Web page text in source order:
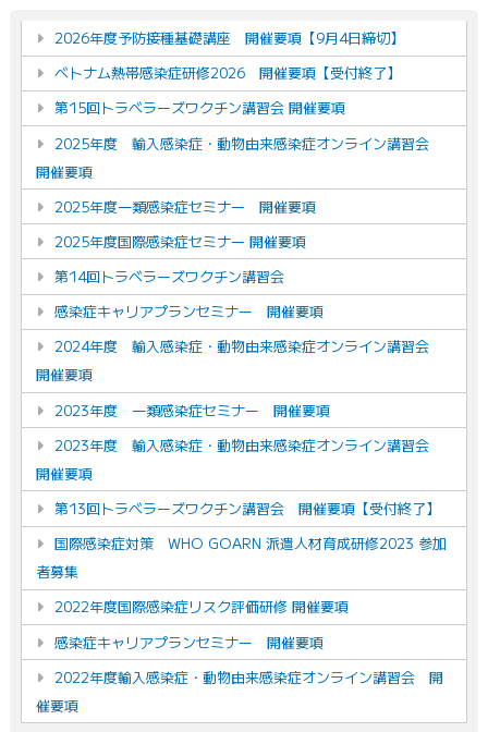
2026年度予防接種基礎講座 開催要項【9月4日締切】
ベトナム熱帯感染症研修2026 開催要項【受付終了】
第15回トラベラーズワクチン講習会 開催要項
2025年度 輸入感染症・動物由来感染症オンライン講習会
開催要項
2025年度一類感染症セミナー 開催要項
2025年度国際感染症セミナー 開催要項
第14回トラベラーズワクチン講習会
感染症キャリアプランセミナー 開催要項
2024年度 輸入感染症・動物由来感染症オンライン講習会
開催要項
2023年度 一類感染症セミナー 開催要項
2023年度 輸入感染症・動物由来感染症オンライン講習会
開催要項
第13回トラベラーズワクチン講習会 開催要項【受付終了】
国際感染症対策 WHO GOARN 派遣人材育成研修2023 参加
者募集
2022年度国際感染症リスク評価研修 開催要項
感染症キャリアプランセミナー 開催要項
2022年度輸入感染症・動物由来感染症オンライン講習会 開
催要項